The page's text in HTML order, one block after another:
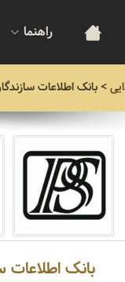
راهنما
>بانک اطلاعات
بانک اطلاعات